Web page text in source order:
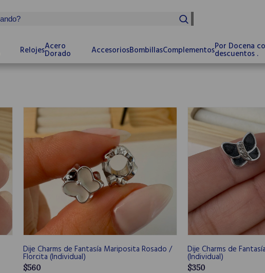
RelojesAcero
Dorado AccesoriosBombillasComplementosPor Docena
descuentos .
Dije Charms de Fantasía Mariposita Rosado /
Florcita (Individual)
$560
Dije Charms de
(Individual)
$350